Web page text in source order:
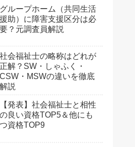
グループホーム（共同生活
援助）に障害支援区分は必
要？元調査員解説
社会福祉士の略称はどれが
正解？SW・しゃふく・
CSW・MSWの違いを徹底
解説
【発表】社会福祉士と相性
の良い資格TOP5＆他にも
つ資格TOP9